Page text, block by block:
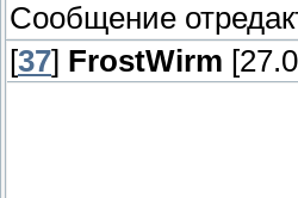
Сообщение
[37] FrostWirm